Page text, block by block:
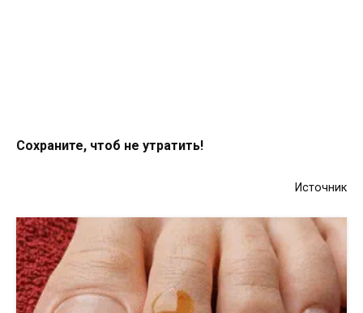
Сохраните, чтоб не утратить!
Источник